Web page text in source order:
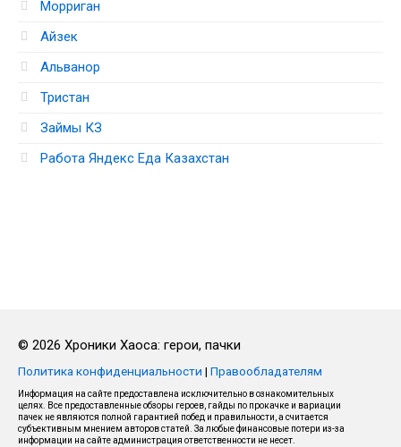
Морриган
Айзек
Альванор
Тристан
Займы КЗ
Работа Яндекс Еда Казахстан
© 2026 Хроники Хаоса: герои, пачки
Политика конфиденциальности | Правообладателям
Информация на сайте предоставлена исключительно в ознакомительных
целях. Все предоставленные обзоры героев, гайды по прокачке и вариации
пачек не являются полной гарантией побед и правильности, а считается
субъективным мнением авторов статей. За любые финансовые потери из-за
информации на сайте администрация ответственности не несет.